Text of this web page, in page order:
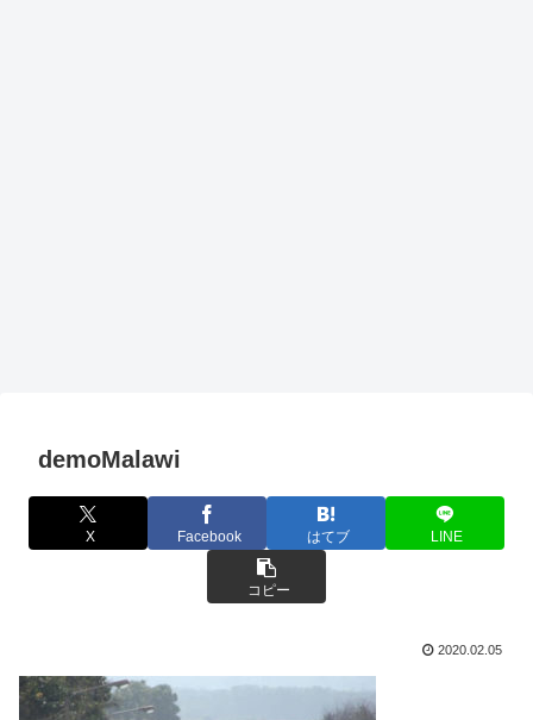
demoMalawi
X Facebook はてブ LINE
コピー
2020.02.05